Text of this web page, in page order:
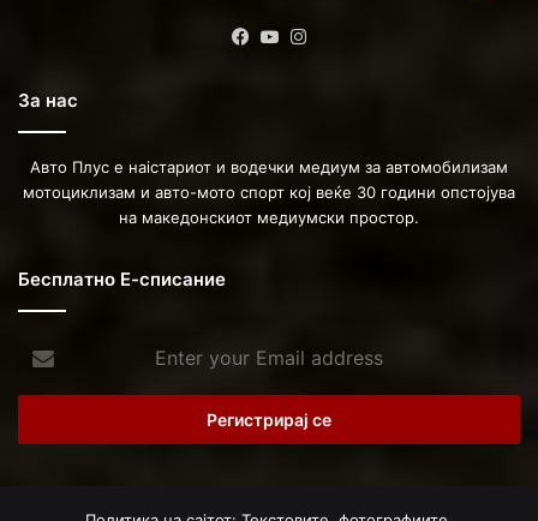
Facebook
YouTube
За нас
Авто Плус е наістариот и водечки медиум за автомобилизам
мотоциклизам и авто-мото спорт кој веќе 30 години опстојува
на македонскиот медиумски простор.
Бесплатно Е-списание
your
Email